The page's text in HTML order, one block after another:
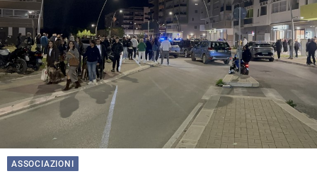
ASSOCIAZIONI